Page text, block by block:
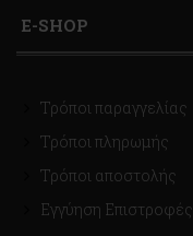
E-SHOP
Τρόποι παραγγελίας
Τρόποι πληρωμής
Τρόποι αποστολής
Εγγύηση Επιστροφές